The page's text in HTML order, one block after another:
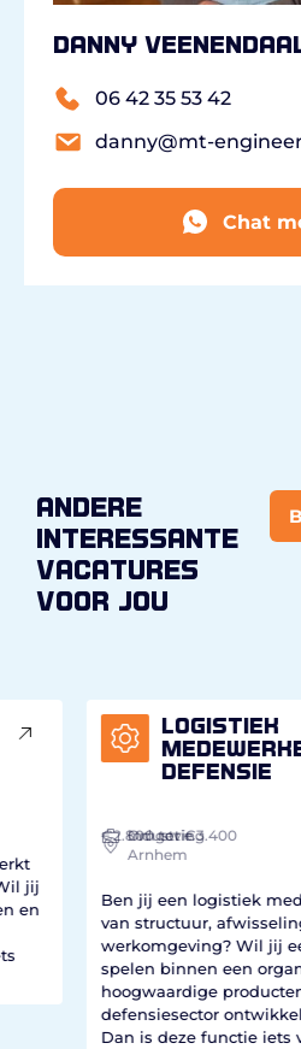
Danny
06 42 35 53 42
danny@mt-
Chat
andere
interessante
vacatures
voor jou
jij
en
Logistiek
defensie
Industrie
Omgeving
Arnhem
€2.800 tot €3.400
Ben jij een logistiek
van structuur,
werkomgeving? Wil jij
spelen binnen een
hoogwaardige producten
defensiesector
Dan is deze functie iets